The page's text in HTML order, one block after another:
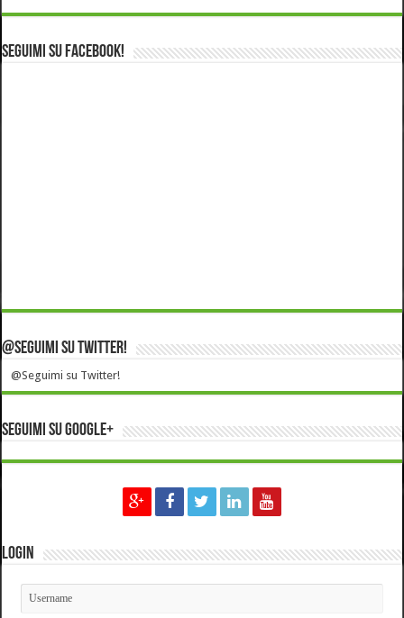
Seguimi su Facebook!
@Seguimi su Twitter!
@Seguimi su Twitter!
Seguimi su Google+
Login